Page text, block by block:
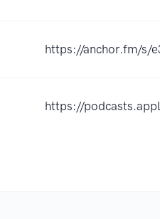
https://anchor.fm/s/
https://